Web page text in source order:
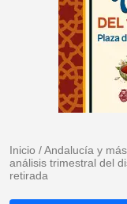
Inicio /Andalucía y
análisis trimestral del
retirada